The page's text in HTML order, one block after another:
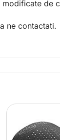
de
ne contactati.